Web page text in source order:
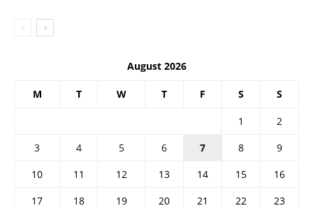
August 2026
M T W T F S S
1
2
3
4 5 6 7 8
9
10
11 12 13 14 15
16
17
18 19 20 21 22
23